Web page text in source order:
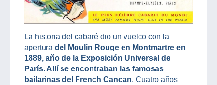
La historia del cabaré dio un vuelco con la
apertura del Moulin Rouge en Montmartre en
1889, año de la Exposición Universal de
París. Allí se encontraban las famosas
bailarinas del French Cancan. Cuatro años